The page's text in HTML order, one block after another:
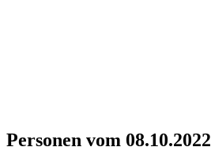
Personen vom 08.10.2022